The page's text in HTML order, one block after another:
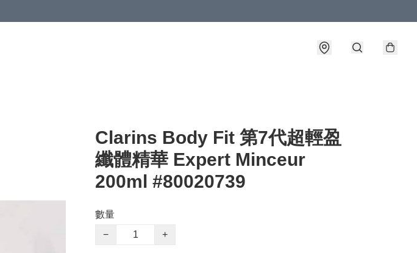
Clarins Body Fit 第7代超輕盈
纖體精華 Expert Minceur
200ml #80020739
數量
−
+